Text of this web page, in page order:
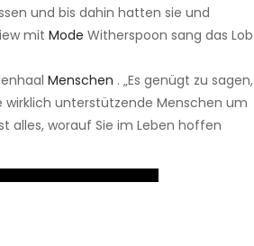
und bis dahin hatten sie und
mit Mode Witherspoon sang das Lob
Menschen . „Es genügt zu sagen,
wirklich unterstützende Menschen um
alles, worauf Sie im Leben hoffen